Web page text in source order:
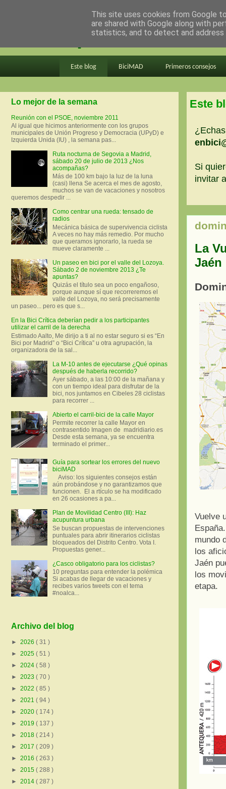
en bici por madrid
Este blog BiciMAD Primeros consejos
Este
Si
invitar
La
Jaén
Vuelve
mundo
los
Jaén
los
etapa.
Lo mejor de la semana
Reunión con el PSOE, noviembre 2011
Al igual que hicimos anteriormente con los grupos
municipales de Unión Progreso y Democracia (UPyD) e
Izquierda Unida (IU) , la semana pas...
Ruta nocturna de Segovia a Madrid,
sábado 20 de julio de 2013 ¿Nos
acompañas?
Más de 100 km bajo la luz de la luna
(casi) llena Se acerca el mes de agosto,
muchos se van de vacaciones y nosotros
queremos despedir ...
Como centrar una rueda: tensado de
radios
Mecánica básica de supervivencia ciclista
A veces no hay más remedio. Por mucho
que queramos ignorarlo, la rueda se
mueve claramente ...
Un paseo en bici por el valle del Lozoya.
Sábado 2 de noviembre 2013 ¿Te
apuntas?
Quizás el título sea un poco engañoso,
porque aunque sí que recorreremos el
valle del Lozoya, no será precisamente
un paseo... pero es que s...
En la Bici Crítica deberían pedir a los participantes
utilizar el carril de la derecha
Estimado Aalto, Me dirijo a ti al no estar seguro si es “En
Bici por Madrid” o “Bici Crítica” u otra agrupación, la
organizadora de la sal...
La M-10 antes de ejecutarse ¿Qué opinas
después de haberla recorrido?
Ayer sábado, a las 10:00 de la mañana y
con un tiempo ideal para disfrutar de la
bici, nos juntamos en Cibeles 28 ciclistas
para recorrer ...
Abierto el carril-bici de la calle Mayor
Permite recorrer la calle Mayor en
contrasentido Imagen de madridiario.es
Desde esta semana, ya se encuentra
terminado el primer...
Guía para sortear los errores del nuevo
biciMAD
Aviso: los siguientes consejos están
aún probándose y no garantizamos que
funcionen. El a rtículo se ha modificado
en 26 ocasiones a pa...
Plan de Movilidad Centro (III): Haz
acupuntura urbana
Se buscan propuestas de intervenciones
puntuales para abrir itinerarios ciclistas
bloqueados del Distrito Centro. Vota I.
Propuestas gener...
¿Casco obligatorio para los ciclistas?
10 preguntas para entender la polémica
Si acabas de llegar de vacaciones y
recibes varios tweets con el tema
#noalca...
Archivo del blog
► 2026 ( 31 )
► 2025 ( 51 )
► 2024 ( 58 )
► 2023 ( 70 )
► 2022 ( 85 )
► 2021 ( 94 )
► 2020 ( 174 )
► 2019 ( 137 )
► 2018 ( 214 )
► 2017 ( 209 )
► 2016 ( 263 )
► 2015 ( 288 )
► 2014 ( 287 )
This site uses cookies from Google
are shared with Google along with
statistics, and to detect and address